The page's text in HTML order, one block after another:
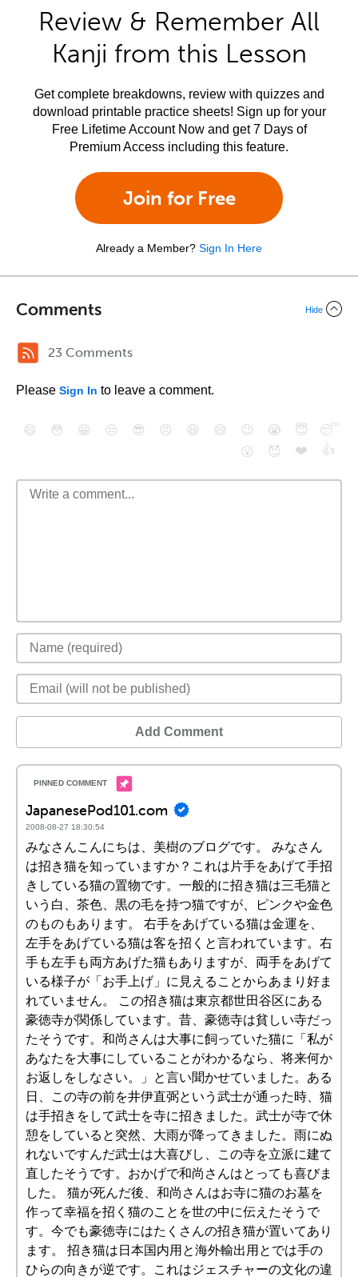
Review & Remember All
Kanji from this Lesson
Get complete breakdowns, review with quizzes and
download printable practice sheets! Sign up for your
Free Lifetime Account Now and get 7 Days of
Premium Access including this feature.
Join for Free
Already a Member? Sign In Here
Comments Hide
23 Comments
Please Sign In to leave a comment.
😄 😳 😁 😒 😎 😠 😆 😅 😉 😭 😇
😴
😮
😈 ❤️ 👍
Add Comment
JapanesePod101.com
2008-08-27 18:30:54
みなさんこんにちは、美樹のブログです。 みなさん
は招き猫を知っていますか？これは片手をあげて手招
きしている猫の置物です。一般的に招き猫は三毛猫と
いう白、茶色、黒の毛を持つ猫ですが、ピンクや金色
のものもあります。 右手をあげている猫は金運を、
左手をあげている猫は客を招くと言われています。右
手も左手も両方あげた猫もありますが、両手をあげて
いる様子が「お手上げ」に見えることからあまり好ま
れていません。 この招き猫は東京都世田谷区にある
豪徳寺が関係しています。昔、豪徳寺は貧しい寺だっ
たそうです。和尚さんは大事に飼っていた猫に「私が
あなたを大事にしていることがわかるなら、将来何か
お返しをしなさい。」と言い聞かせていました。ある
日、この寺の前を井伊直弼という武士が通った時、猫
は手招きをして武士を寺に招きました。武士が寺で休
憩をしていると突然、大雨が降ってきました。雨にぬ
れないですんだ武士は大喜びし、この寺を立派に建て
直したそうです。おかげで和尚さんはとっても喜びま
した。 猫が死んだ後、和尚さんはお寺に猫のお墓を
作って幸福を招く猫のことを世の中に伝えたそうで
す。今でも豪徳寺にはたくさんの招き猫が置いてあり
ます。 招き猫は日本国内用と海外輸出用とでは手の
ひらの向きが逆です。これはジェスチャーの文化の違